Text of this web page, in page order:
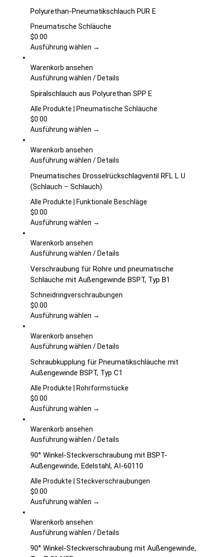
der
Produktseite
werden
weist
mehrere
auf.
können
der
Produktseite
werden
Polyurethan-Pneumatikschlauch PUR E
Pneumatische Schläuche
$0.00
Ausführung wählen →
Warenkorb ansehen
Ausführung wählen Dieses
weist
mehrere
auf.
können
der
Produktseite
gewählt
/Details
Spiralschlauch aus Polyurethan SPP E
Alle Produkte | Pneumatische Schläuche
$0.00
Ausführung wählen →
Warenkorb ansehen
Ausführung wählen Dieses
weist
mehrere
Varianten
Die
auf
Produktseite
gewählt
werden
/Details
Pneumatisches Drosselrückschlagventil RFL L U
(Schlauch – Schlauch)
Alle Produkte | Funktionale Beschläge
$0.00
Ausführung wählen →
Warenkorb ansehen
Ausführung wählen Dieses
weist
mehrere
Varianten
Die
auf
Produktseite
gewählt
werden
/Details
Verschraubung für Rohre und pneumatische
Schläuche mit Außengewinde BSPT, Typ B1
Schneidringverschraubungen
$0.00
Ausführung wählen →
Warenkorb ansehen
Ausführung wählen Dieses
weist
mehrere
Varianten
Die
auf
Produktseite
gewählt
werden
/Details
Schraubkupplung für Pneumatikschläuche mit
Außengewinde BSPT, Typ C1
Alle Produkte | Rohrformstücke
$0.00
Ausführung wählen →
Warenkorb ansehen
Ausführung wählen Dieses
weist
mehrere
Varianten
Die
auf
Produktseite
/Details
90° Winkel-Steckverschraubung mit BSPT-
Außengewinde, Edelstahl, AI-60110
Alle Produkte | Steckverschraubungen
$0.00
Ausführung wählen →
Warenkorb ansehen
Ausführung wählen Dieses
weist
/Details
90° Winkel-Steckverschraubung mit Außengewinde,